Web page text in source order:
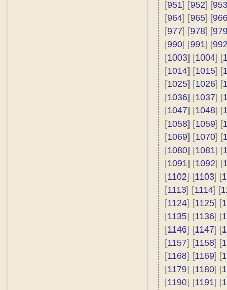
[951] [952] [
[964] [965] [
[977] [978] [
[990] [991] [
[1003] [1004] [
[1014] [1015] [
[1025] [1026] [
[1036] [1037] [
[1047] [1048] [
[1058] [1059] [
[1069] [1070] [
[1080] [1081] [
[1091] [1092] [
[1102] [1103] [
[1113] [1114] [
[1124] [1125] [
[1135] [1136] [
[1146] [1147] [
[1157] [1158] [
[1168] [1169] [
[1179] [1180] [
[1190] [1191] [